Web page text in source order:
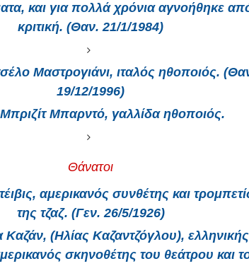
και για πολλά χρόνια αγνοήθηκε
κριτική. (Θαν. 21/1/1984)
Μαστρογιάνι, ιταλός ηθοποιός.
19/12/1996)
Μπριζίτ Μπαρντό, γαλλίδα ηθοποιός.
Θάνατοι
αμερικανός συνθέτης και
της τζαζ. (Γεν. 26/5/1926)
Καζάν, (Ηλίας Καζαντζόγλου), ελληνικής
σκηνοθέτης του θεάτρου και